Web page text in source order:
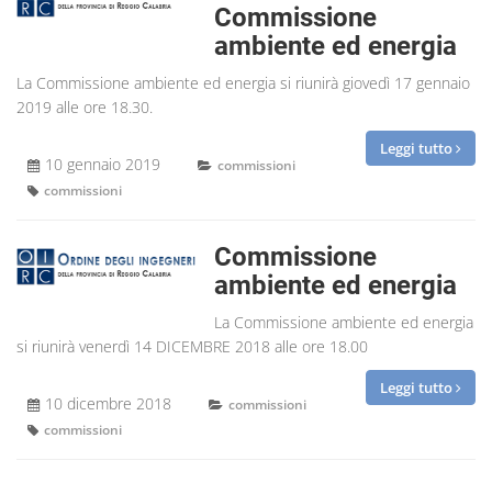
Commissione
ambiente ed energia
La Commissione ambiente ed energia si riunirà giovedì 17 gennaio
2019 alle ore 18.30.
Leggi tutto
10 gennaio 2019
commissioni
commissioni
Commissione
ambiente ed energia
La Commissione ambiente ed energia
si riunirà venerdì 14 DICEMBRE 2018 alle ore 18.00
Leggi tutto
10 dicembre 2018
commissioni
commissioni